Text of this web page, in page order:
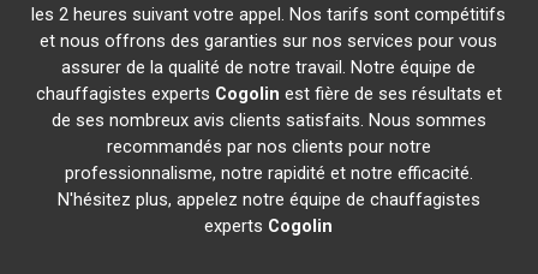
les 2 heures suivant votre appel. Nos tarifs sont compétitifs
et nous offrons des garanties sur nos services pour vous
assurer de la qualité de notre travail. Notre équipe de
chauffagistes experts Cogolin est fière de ses résultats et
de ses nombreux avis clients satisfaits. Nous sommes
recommandés par nos clients pour notre
professionnalisme, notre rapidité et notre efficacité.
N'hésitez plus, appelez notre équipe de chauffagistes
experts Cogolin